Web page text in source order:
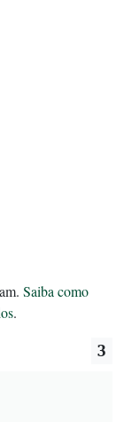
Saiba como
.
3